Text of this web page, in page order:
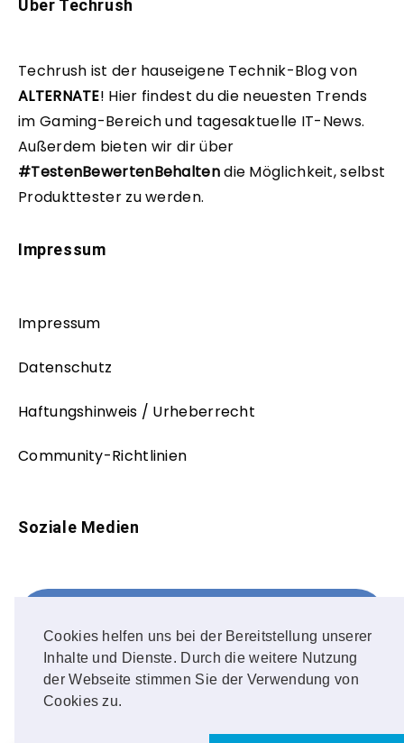
Cookies helfen uns bei der Bereitstellung unserer
Inhalte und Dienste. Durch die weitere Nutzung
der Webseite stimmen Sie der Verwendung von
Cookies zu.
Über Techrush
Techrush ist der hauseigene Technik-Blog von
ALTERNATE! Hier findest du die neuesten Trends
im Gaming-Bereich und tagesaktuelle IT-News.
Außerdem bieten wir dir über
#TestenBewertenBehaltendie Möglichkeit, selbst
Produkttester zu werden.
Impressum
Impressum
Datenschutz
Haftungshinweis / Urheberrecht
Community-Richtlinien
Soziale Medien
FOLLOW ME!
Instagram
OUR PHOTOS!